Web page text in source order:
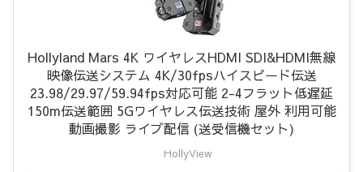
Hollyland Mars 4K ワイヤレスHDMI SDI&HDMI無線
映像伝送システム 4K/30fpsハイスピード伝送
23.98/29.97/59.94fps対応可能 2-4フラット低遅延
150m伝送範囲 5Gワイヤレス伝送技術 屋外 利用可能
動画撮影 ライブ配信 (送受信機セット)
HollyView